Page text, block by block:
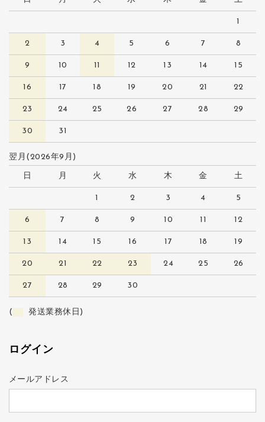
1
2 3 4 5 6 7 8
9 10 11 12 13 14 15
16 17 18 19 20 21 22
23 24 25 26 27 28 29
30 31
翌月(2026年9月)
日 月 火 水 木 金 土
1 2 3 4 5
6 7 8 9 10 11 12
13 14 15 16 17 18 19
20 21 22 23 24 25 26
27 28 29 30
( 発送業務休日)
ログイン
メールアドレス